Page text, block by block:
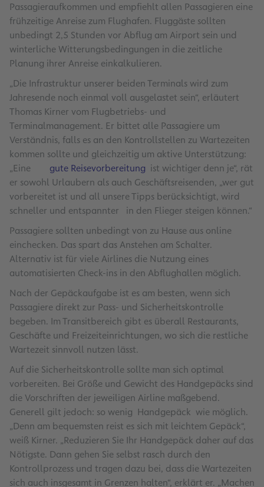
Passagieraufkommen und empfiehlt allen Passagieren eine
frühzeitige Anreise zum Flughafen. Fluggäste sollten
unbedingt 2,5 Stunden vor Abflug am Airport sein und
winterliche Witterungsbedingungen in die zeitliche
Planung ihrer Anreise einkalkulieren.
„Die Infrastruktur unserer beiden Terminals wird zum
Jahresende noch einmal voll ausgelastet sein“, erläutert
Thomas Kirner vom Flugbetriebs- und
Terminalmanagement. Er bittet alle Passagiere um
Verständnis, falls es an den Kontrollstellen zu Wartezeiten
kommen sollte und gleichzeitig um aktive Unterstützung:
„Eine
gute Reisevorbereitung ist wichtiger denn je“, rät
er sowohl Urlaubern als auch Geschäftsreisenden, „wer gut
vorbereitet ist und all unsere Tipps berücksichtigt, wird
schneller und entspannter in den Flieger steigen können.“
Passagiere sollten unbedingt von zu Hause aus online
einchecken. Das spart das Anstehen am Schalter.
Alternativ ist für viele Airlines die Nutzung eines
automatisierten Check-ins in den Abflughallen möglich.
Nach der Gepäckaufgabe ist es am besten, wenn sich
Passagiere direkt zur Pass- und Sicherheitskontrolle
begeben. Im Transitbereich gibt es überall Restaurants,
Geschäfte und Freizeiteinrichtungen, wo sich die restliche
Wartezeit sinnvoll nutzen lässt.
Auf die Sicherheitskontrolle sollte man sich optimal
vorbereiten. Bei Größe und Gewicht des Handgepäcks sind
die Vorschriften der jeweiligen Airline maßgebend.
Generell gilt jedoch: so wenig Handgepäck wie möglich.
„Denn am bequemsten reist es sich mit leichtem Gepäck“,
weiß Kirner. „Reduzieren Sie Ihr Handgepäck daher auf das
Nötigste. Dann gehen Sie selbst rasch durch den
Kontrollprozess und tragen dazu bei, dass die Wartezeiten
sich auch insgesamt in Grenzen halten“, erklärt er. „Machen